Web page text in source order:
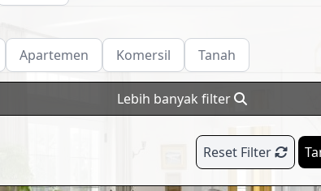
Apartemen Komersil Tanah
Lebih banyak filter
Reset Filter